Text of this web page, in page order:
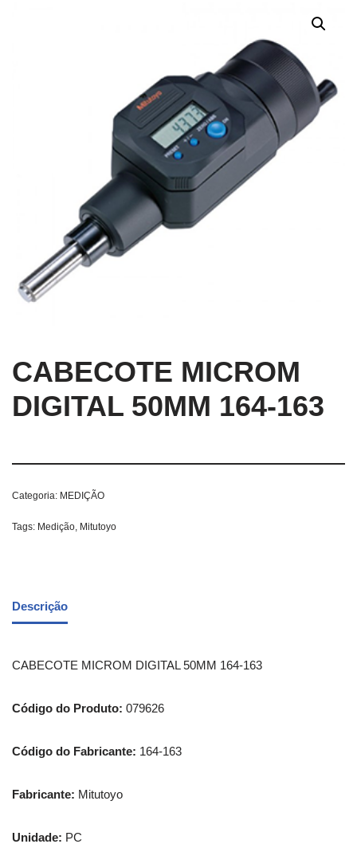
CABECOTE MICROM
DIGITAL 50MM 164-163
Categoria: MEDIÇÃO
Tags: Medição, Mitutoyo
Descrição
CABECOTE MICROM DIGITAL 50MM 164-163
Código do Produto: 079626
Código do Fabricante: 164-163
Fabricante: Mitutoyo
Unidade: PC